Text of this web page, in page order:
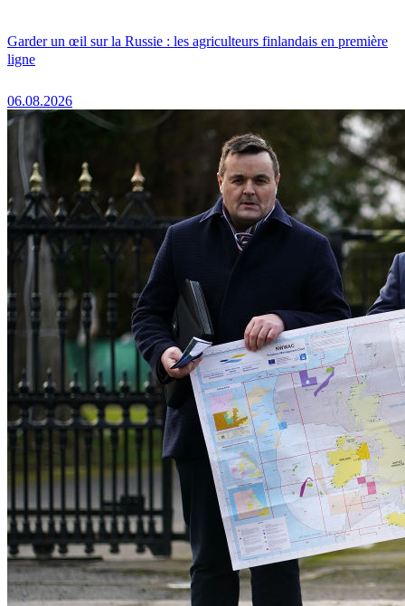
Garder un œil sur la Russie : les agriculteurs finlandais en première
ligne
06.08.2026